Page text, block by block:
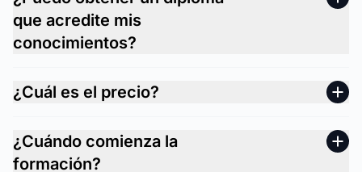
que acredite mis
conocimientos?
¿Cuál es el precio?
¿Cuándo comienza la
formación?